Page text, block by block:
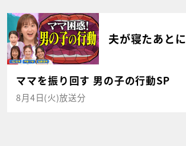
夫が寝たあとに
ママを振り回す 男の子の行動SP
8月4日(火)放送分